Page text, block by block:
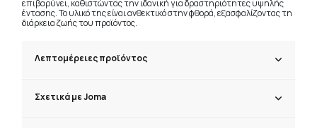
επιβαρύνει, καθιστώντας την ιδανική για δραστηριότητες υψηλής
έντασης. Το υλικό της είναι ανθεκτικό στην φθορά, εξασφαλίζοντας τη
διάρκεια ζωής του προϊόντος.
Λεπτομέρειες προϊόντος
Σχετικά με Joma